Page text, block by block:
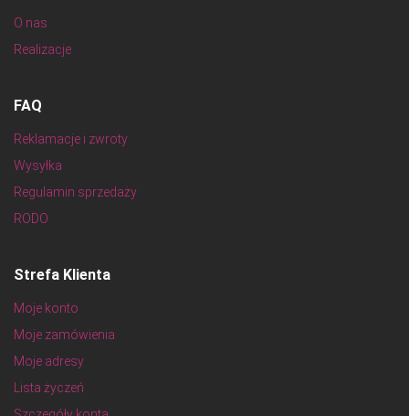
O nas
Realizacje
FAQ
Reklamacje i zwroty
Wysyłka
Regulamin sprzedaży
RODO
Strefa Klienta
Moje konto
Moje zamówienia
Moje adresy
Lista życzeń